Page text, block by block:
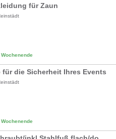
für Zaun
für die Sicherheit Ihres Events